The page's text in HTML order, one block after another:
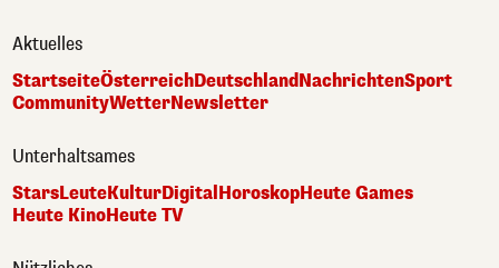
Aktuelles
StartseiteÖsterreichDeutschlandNachrichtenSport
CommunityWetterNewsletter
Unterhaltsames
StarsLeuteKulturDigitalHoroskopHeute Games
Heute KinoHeute TV